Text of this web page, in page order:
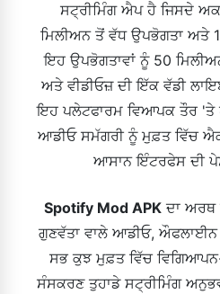
ਸਟ੍ਰੀਮਿੰਗ ਐਪ ਹੈ ਜਿਸਦੇ
ਮਿਲੀਅਨ ਤੋਂ ਵੱਧ ਉਪਭੋਗਤਾ ਅਤੇ
ਇਹ ਉਪਭੋਗਤਾਵਾਂ ਨੂੰ 50
ਅਤੇ ਵੀਡੀਓਜ਼ ਦੀ ਇੱਕ ਵੱਡੀ
ਇਹ ਪਲੇਟਫਾਰਮ ਵਿਆਪਕ ਤੌਰ 'ਤੇ
ਆਡੀਓ ਸਮੱਗਰੀ ਨੂੰ ਮੁਫ਼ਤ ਵਿੱਚ
ਆਸਾਨ ਇੰਟਰਫੇਸ ਦੀ
Spotify Mod APKਦਾ ਅਰਥ
ਗੁਣਵੱਤਾ ਵਾਲੇ ਆਡੀਓ,
ਸਭ ਕੁਝ ਮੁਫ਼ਤ ਵਿੱਚ
ਸੰਸਕਰਣ ਤੁਹਾਡੇ ਸਟ੍ਰੀਮਿੰਗ